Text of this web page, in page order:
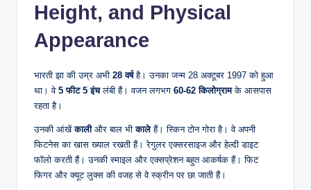
Height, and Physical
Appearance
भारती झा की उम्र अभी 28 वर्षहै। उनका जन्म 28 अक्टूबर 1997 को हुआ
था। वे 5 फीट 5 इंचलंबी हैं। वजन लगभग 60-62 किलोग्रामके आसपास
रहता है।
उनकी आंखेंकालीऔर बाल भीकालेहैं। स्किन टोन गोरा है। वे अपनी
फिटनेस का खास ख्याल रखती हैं। रेगुलर एक्सरसाइज और हेल्दी डाइट
फॉलो करती हैं। उनकी स्माइल और एक्सप्रेशन बहुत आकर्षक हैं। फिट
फिगर और क्यूट लुक्स की वजह से वे स्क्रीन पर छा जाती हैं।